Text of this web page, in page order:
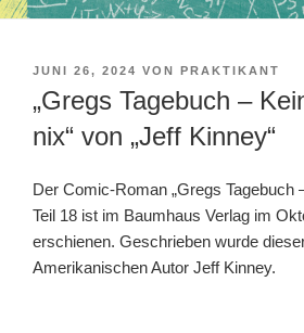
VERÖFFENTLICHT
AM
JUNI 26, 2024 VON PRAKTIKANT
„Gregs Tagebuch –
nix“ von „Jeff Kinney“
Der Comic-Roman „Gregs Tagebuch
Teil 18 ist im Baumhaus Verlag im
erschienen. Geschrieben wurde
Amerikanischen Autor Jeff Kinney.